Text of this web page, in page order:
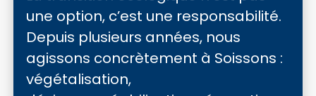
une option, c’est une responsabilité.
Depuis plusieurs années, nous
agissons concrètement à Soissons :
végétalisation,